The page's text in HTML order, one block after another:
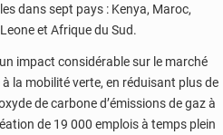
dans sept pays : Kenya, Maroc,
et Afrique du Sud.
impact considérable sur le marché
la mobilité verte, en réduisant plus de
de carbone d’émissions de gaz à
de 19 000 emplois à temps plein